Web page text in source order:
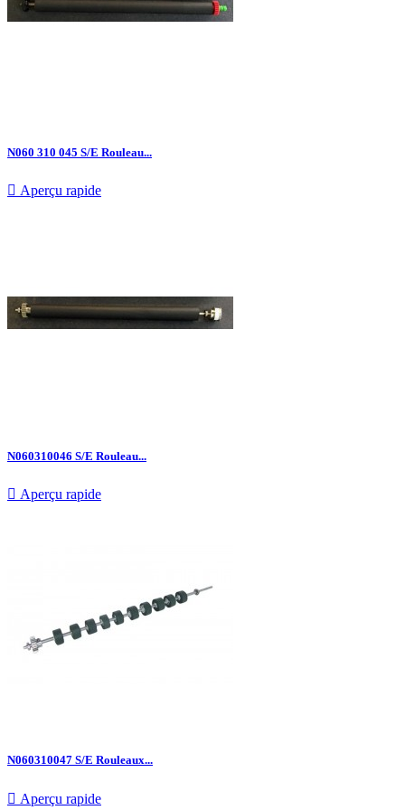
N060 310 045 S/E Rouleau...
 Aperçu rapide
N060310046 S/E Rouleau...
 Aperçu rapide
N060310047 S/E Rouleaux...
 Aperçu rapide